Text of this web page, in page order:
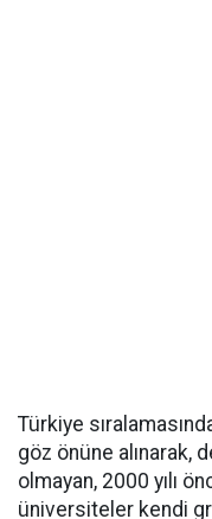
Türkiye
göz önüne alınarak,
olmayan, 2000 yılı
üniversiteler kendi